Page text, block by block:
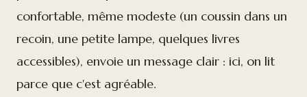
confortable, même modeste (un coussin dans un
recoin, une petite lampe, quelques livres
accessibles), envoie un message clair : ici, on lit
parce que c'est agréable.